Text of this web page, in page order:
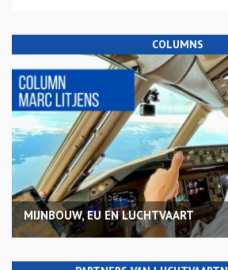
COLUMNS
MIJNBOUW, EU EN LUCHTVAART